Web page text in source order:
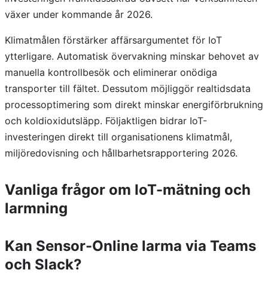
växer under kommande år 2026.
Klimatmålen förstärker affärsargumentet för IoT
ytterligare. Automatisk övervakning minskar behovet av
manuella kontrollbesök och eliminerar onödiga
transporter till fältet. Dessutom möjliggör realtidsdata
processoptimering som direkt minskar energiförbrukning
och koldioxidutsläpp. Följaktligen bidrar IoT-
investeringen direkt till organisationens klimatmål,
miljöredovisning och hållbarhetsrapportering 2026.
Vanliga frågor om IoT-mätning och
larmning
Kan Sensor-Online larma via Teams
och Slack?